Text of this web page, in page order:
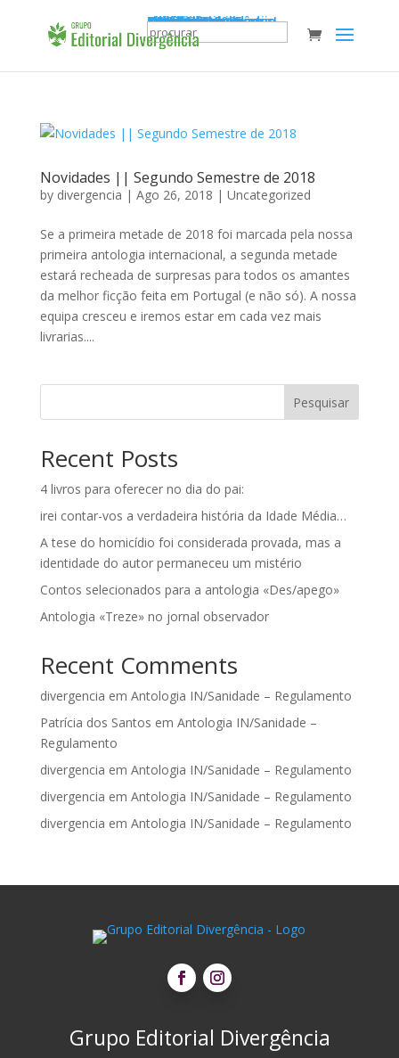
Catálogo Novidades!
Chancelas
Editorial Divergência
Edições Trebaruna
Edições Verbi Gratia
Ludovitae
Bons Ventos
Flying Umbrella
Lagartixa
IndieSpec
LINT Maia 2025
Novidades
A Minha Conta
Favoritos
0 0,00€
Novidades || Segundo Semestre de 2018
by divergencia | Ago 26, 2018 | Uncategorized
Se a primeira metade de 2018 foi marcada pela nossa
primeira antologia internacional, a segunda metade
estará recheada de surpresas para todos os amantes
da melhor ficção feita em Portugal (e não só). A nossa
equipa cresceu e iremos estar em cada vez mais
livrarias....
Pesquisar
Recent Posts
4 livros para oferecer no dia do pai:
irei contar-vos a verdadeira história da Idade Média…
A tese do homicídio foi considerada provada, mas a
identidade do autor permaneceu um mistério
Contos selecionados para a antologia «Des/apego»
Antologia «Treze» no jornal observador
Recent Comments
divergencia em Antologia IN/Sanidade – Regulamento
Patrícia dos Santos em Antologia IN/Sanidade –
Regulamento
divergencia em Antologia IN/Sanidade – Regulamento
divergencia em Antologia IN/Sanidade – Regulamento
divergencia em Antologia IN/Sanidade – Regulamento
Grupo Editorial Divergência